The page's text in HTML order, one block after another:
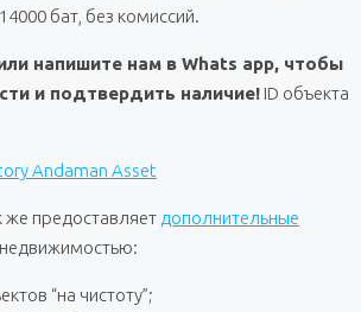
бат, без комиссий.
напишите нам в Whats app, чтобы
и подтвердить наличие! ID объекта
Andaman Asset
же предоставляет дополнительные
недвижимостью:
“на чистоту”;